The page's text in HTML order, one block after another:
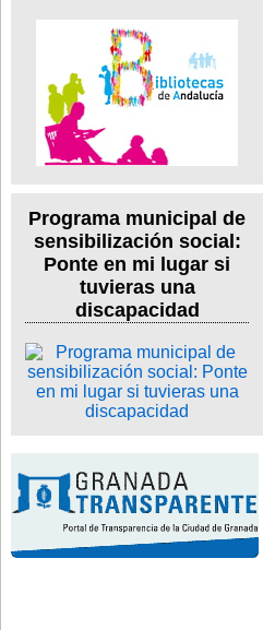
Programa municipal de
sensibilización social:
Ponte en mi lugar si
tuvieras una
discapacidad